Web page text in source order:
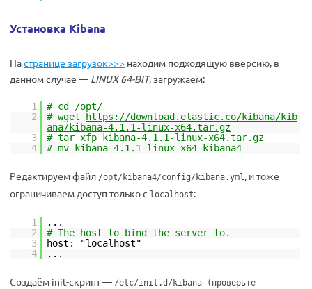
Установка Kibana
Настранице загрузок>>> находим подходящую вверсию, в
данном случае — LINUX 64-BIT, загружаем:
1
# cd /opt/
2
# wget
https://download.elastic.co/kibana/kib
ana/kibana-4.1.1-linux-x64.tar.gz
3
# tar xfp kibana-4.1.1-linux-x64.tar.gz
4
# mv kibana-4.1.1-linux-x64 kibana4
Редактируем файл /opt/kibana4/config/kibana.yml , и тоже
ограничиваем доступ только с localhost:
1
...
2
# The host to bind the server to.
3
host: "localhost"
4
...
Создаём init-скрипт — /etc/init.d/kibana (проверьте